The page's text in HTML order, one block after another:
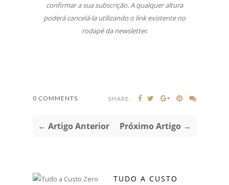
confirmar a sua subscrição.A qualquer altura
poderá cancelá-la utilizando o link existente no
rodapé da newsletter.
0 COMMENTS SHARE:
← Artigo Anterior Próximo Artigo →
TUDO A CUSTO